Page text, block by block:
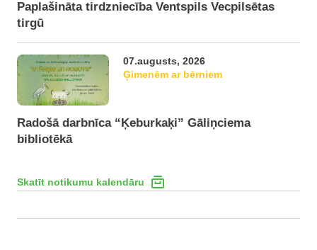
Paplašināta tirdzniecība Ventspils Vecpilsētas
tirgū
07.augusts, 2026
Ģimenēm ar bērniem
Radošā darbnīca “Ķeburkaķi” Gāliņciema
bibliotēkā
Skatīt notikumu kalendāru